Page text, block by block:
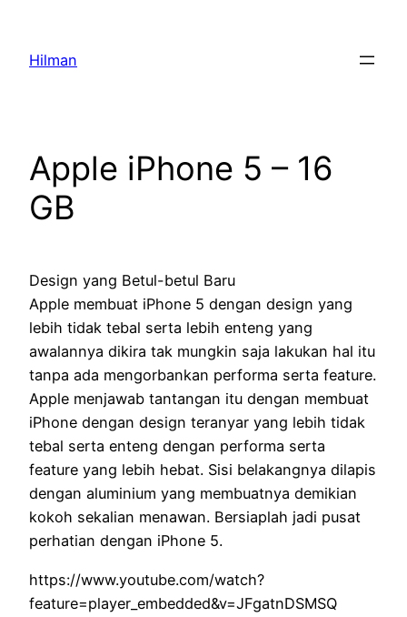
content
Hilman
Apple iPhone 5 – 16
GB
Design yang Betul-betul Baru
Apple membuat iPhone 5 dengan design yang
lebih tidak tebal serta lebih enteng yang
awalannya dikira tak mungkin saja lakukan hal itu
tanpa ada mengorbankan performa serta feature.
Apple menjawab tantangan itu dengan membuat
iPhone dengan design teranyar yang lebih tidak
tebal serta enteng dengan performa serta
feature yang lebih hebat. Sisi belakangnya dilapis
dengan aluminium yang membuatnya demikian
kokoh sekalian menawan. Bersiaplah jadi pusat
perhatian dengan iPhone 5.
https://www.youtube.com/watch?
feature=player_embedded&v=JFgatnDSMSQ